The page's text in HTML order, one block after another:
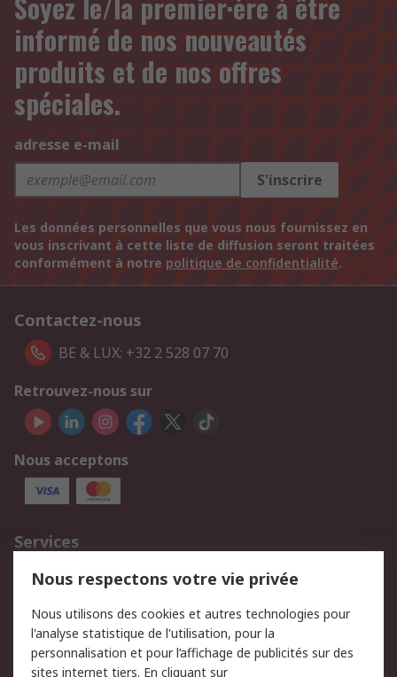
informé de nos nouveautés
produits et de nos offres
spéciales.
adresse e-mail
S'inscrire
Les données personnelles que vous nous fournissez en
vous inscrivant à cette liste de diffusion seront traitées
conformément à notre politique de confidentialité.
Contactez-nous
BE & LUX: +32 2 528 07 70
Retrouvez-nous sur
Nous acceptons
Services
750.000 produits
2.500 marques
Retours
Support technique
Track & trace
Nous respectons votre vie privée
Nous utilisons des cookies et autres technologies pour
l'analyse statistique de l'utilisation, pour la
personnalisation et pour l’affichage de publicités sur des
sites internet tiers. En cliquant sur